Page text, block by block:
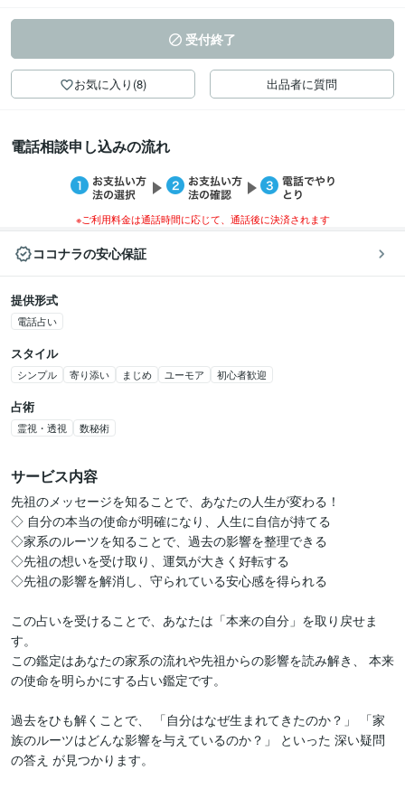
受付終了
お気に入り(8) 出品者に質問
電話相談申し込みの流れ
※ご利用料金は通話時間に応じて、通話後に決済されます
ココナラの安心保証
提供形式
電話占い
スタイル
シンプル 寄り添い まじめ ユーモア 初心者歓迎
占術
霊視・透視 数秘術
サービス内容
先祖のメッセージを知ることで、あなたの人生が変わる！
◇ 自分の本当の使命が明確になり、人生に自信が持てる
◇家系のルーツを知ることで、過去の影響を整理できる
◇先祖の想いを受け取り、運気が大きく好転する
◇先祖の影響を解消し、守られている安心感を得られる
この占いを受けることで、あなたは「本来の自分」を取り戻せま
す。
この鑑定はあなたの家系の流れや先祖からの影響を読み解き、 本来
の使命を明らかにする占い鑑定です。
過去をひも解くことで、 「自分はなぜ生まれてきたのか？」 「家
族のルーツはどんな影響を与えているのか？」 といった 深い疑問
の答え が見つかります。